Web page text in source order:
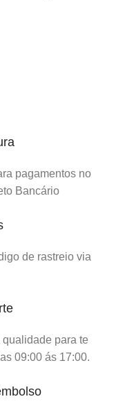
pagamentos no
Bancário
de rastreio via
para te
09:00 ás 17:00.